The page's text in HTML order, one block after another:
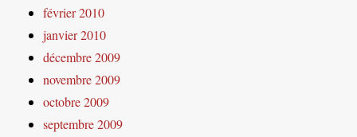
février 2010
janvier 2010
décembre 2009
novembre 2009
octobre 2009
septembre 2009